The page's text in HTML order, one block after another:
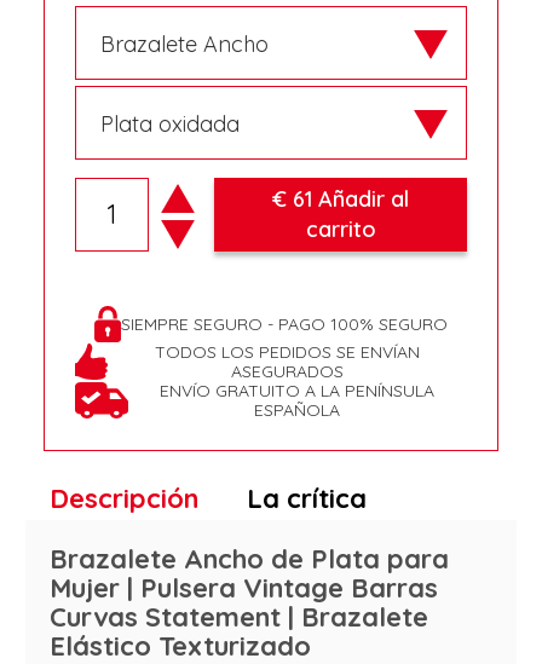
€ 61 Añadir al
carrito
SIEMPRE SEGURO - PAGO 100% SEGURO
TODOS LOS PEDIDOS SE ENVÍAN
ASEGURADOS
ENVÍO GRATUITO A LA PENÍNSULA
ESPAÑOLA
Descripción
La crítica
Brazalete Ancho de Plata para
Mujer | Pulsera Vintage Barras
Curvas Statement | Brazalete
Elástico Texturizado